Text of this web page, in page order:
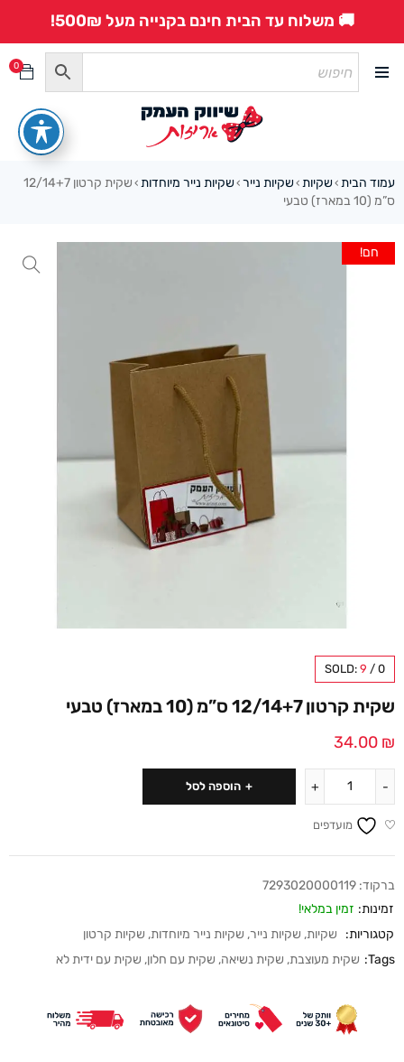
🚚 משלוח עד הבית חינם בקנייה מעל 500₪!
0
עמוד הבית ›שקיות ›שקיות נייר ›שקיות נייר מיוחדות ›
שקית קרטון 12/14+7
ס”מ (10 במארז) טבעי
חם!
SOLD: 9 / 0
שקית קרטון 12/14+7 ס”מ (10 במארז) טבעי
34.00 ₪
הוספה לסל
מועדפים
ברקוד: 7293020000119
זמינות: זמין במלאי!
קטגוריות:
שקיות, שקיות נייר, שקיות נייר מיוחדות, שקיות קרטון
Tags: שקית מעוצבת, שקית נשיאה, שקית עם חלון, שקית עם ידית לא